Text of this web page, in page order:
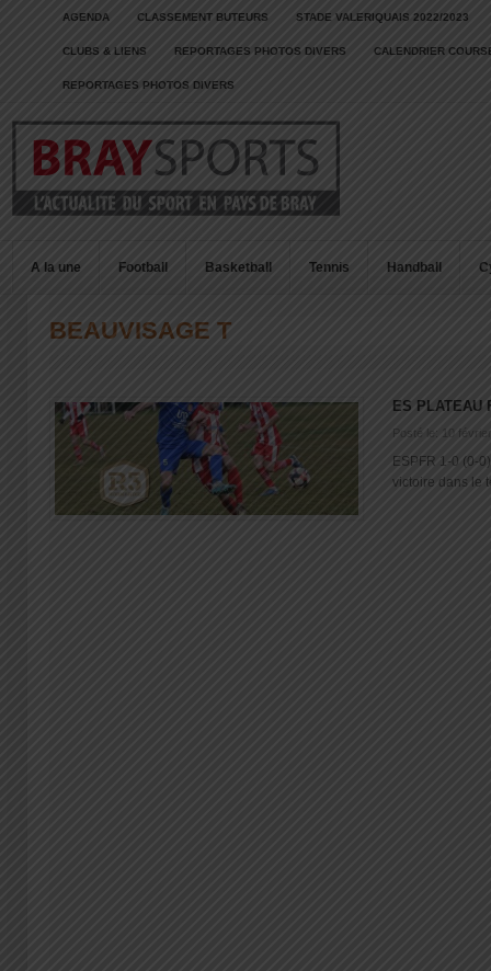
AGENDA CLASSEMENT BUTEURS STADE VALERIQUAIS 2022/2023
CLUBS & LIENS REPORTAGES PHOTOS DIVERS CALENDRIER
REPORTAGES PHOTOS DIVERS
A la une Football Basketball Tennis Handball
BEAUVISAGE T
ES PLATEAU
Posté le: 10
ESPFR 1-0 (0-
victoire dans le